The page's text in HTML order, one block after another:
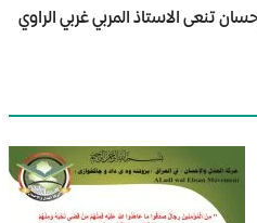
تنعى الاستاذ المربي غربي الراوي